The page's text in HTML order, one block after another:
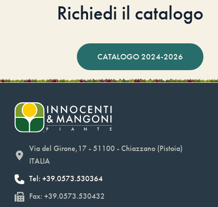
Richiedi il catalogo
CATALOGO 2024-2026
Via del Girone,17 - 51100 - Chiazzano (Pistoia)
ITALIA
Tel: +39.0573.530364
Fax: +39.0573.530432